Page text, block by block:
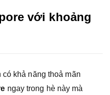
với khoảng
khả năng thoả mãn
ngay trong hè này mà